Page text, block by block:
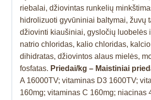
riebalai, džiovintas runkelių
hidrolizuoti gyvūniniai baltymai, žuvų
džiovinti kiaušiniai, gysločių luobelės
natrio chloridas, kalio chloridas,
dihidratas, džiovintos alaus mielės,
fosfatas. Priedai/kg – Maistiniai
A 16000TV; vitaminas D3 1600TV;
160mg; vitaminas C 160mg; niacinas